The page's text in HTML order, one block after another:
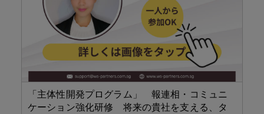
「主体性開発プログラム」 報連相・コミュニ
ケーション強化研修 将来の貴社を支える、タ